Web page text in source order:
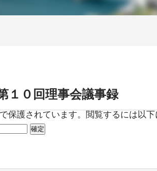
１０回理事会議事録
保護されています。閲覧するには以下